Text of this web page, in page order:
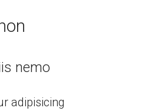
nemo
adipisicing